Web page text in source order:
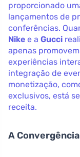
proporcionado
lançamentos de
conferências.
Nike e a Gucci
apenas
experiências
integração de
monetização,
exclusivos, está
receita.
A